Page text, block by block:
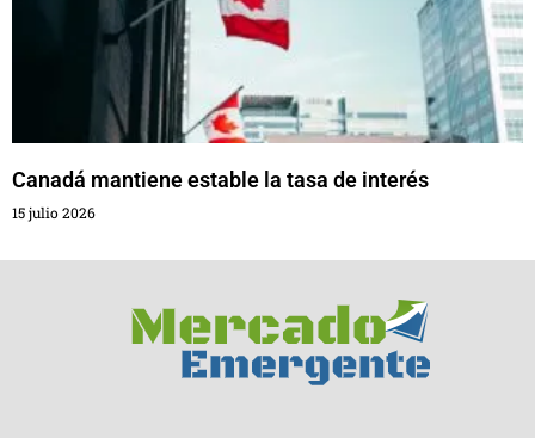
Canadá mantiene estable la tasa de interés
15 julio 2026